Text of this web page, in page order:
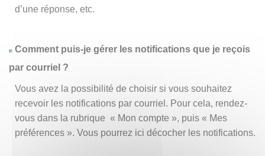
d’une réponse, etc.
Comment puis-je gérer les notifications que je reçois
par courriel ?
Vous avez la possibilité de choisir si vous souhaitez
recevoir les notifications par courriel. Pour cela, rendez-
vous dans la rubrique « Mon compte », puis « Mes
préférences ». Vous pourrez ici décocher les notifications.